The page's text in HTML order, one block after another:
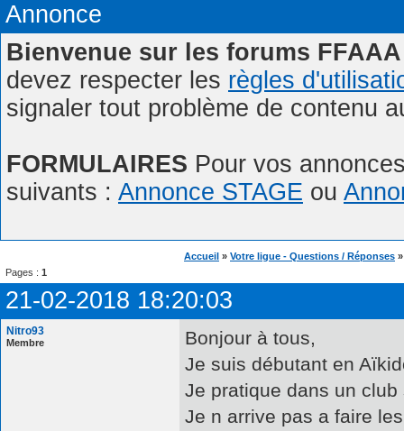
Annonce
Bienvenue sur les forums FFAAA
devez respecter les règles
signaler tout problème de contenu
FORMULAIRES Pour vos
suivants : Annonce STAGE ou
Accueil » Votre ligue - Questions / Réponses
Pages : 1
21-02-2018 18:20:03
Nitro93
Membre
Bonjour à tous,
Je suis débutant en
Je pratique dans un club
Je n arrive pas a faire